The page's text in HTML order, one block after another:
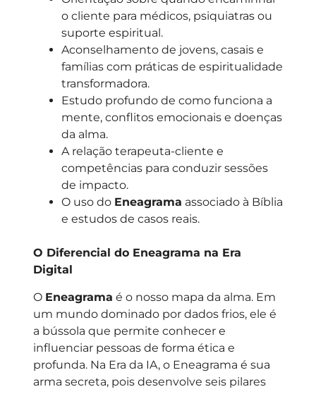
o cliente para médicos, psiquiatras ou
suporte espiritual.
Aconselhamento de jovens, casais e
famílias com práticas de espiritualidade
transformadora.
Estudo profundo de como funciona a
mente, conflitos emocionais e doenças
da alma.
A relação terapeuta-cliente e
competências para conduzir sessões
de impacto.
O uso do Eneagrama associado à Bíblia
e estudos de casos reais.
O Diferencial do Eneagrama na Era
Digital
O Eneagrama é o nosso mapa da alma. Em
um mundo dominado por dados frios, ele é
a bússola que permite conhecer e
influenciar pessoas de forma ética e
profunda. Na Era da IA, o Eneagrama é sua
arma secreta, pois desenvolve seis pilares